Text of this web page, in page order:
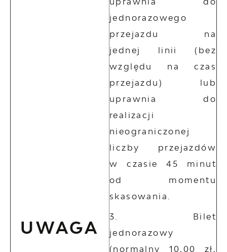
UWAGA
jednorazowego
przejazdu na
jednej linii (bez
względu na czas
przejazdu) lub
uprawnia do
realizacji
nieograniczonej
liczby przejazdów
w czasie 45 minut
od momentu
skasowania.
Bilet
jednorazowy
(normalny 10,00 zł,